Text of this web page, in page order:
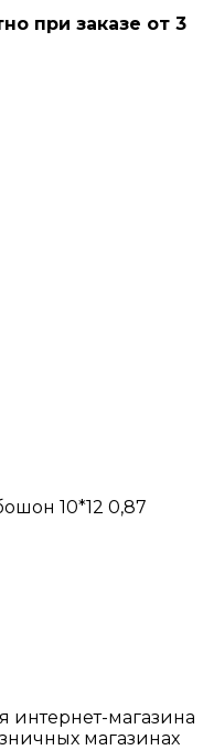
при заказе от 3
10*12 0,87
интернет-магазина
магазинах